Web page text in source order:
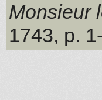
Monsieur
1743, p.